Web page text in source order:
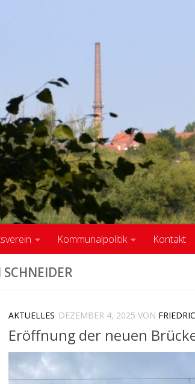
Kommunalpolitik Kontakt
SCHNEIDER
AKTUELLES DEZEMBER 4, 2025 VON
Eröffnung der neuen